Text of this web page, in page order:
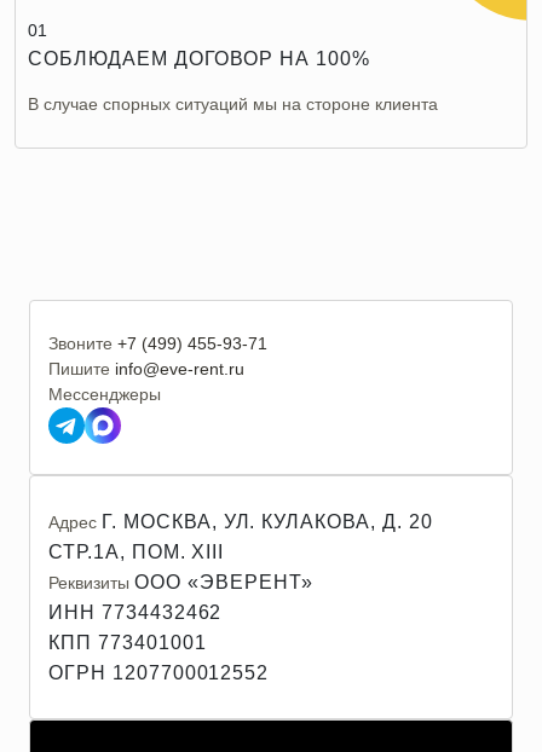
01
СОБЛЮДАЕМ ДОГОВОР НА 100%
В случае спорных ситуаций мы на стороне клиента
Звоните +7 (499) 455-93-71
Пишите info@eve-rent.ru
Мессенджеры
Адрес Г. МОСКВА, УЛ. КУЛАКОВА, Д. 20
СТР.1А, ПОМ. XIII
Реквизиты ООО «ЭВЕРЕНТ»
ИНН 7734432462
КПП 773401001
ОГРН 1207700012552